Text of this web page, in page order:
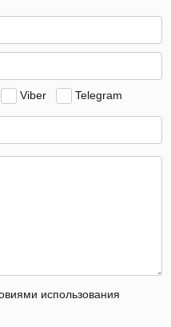
Viber Telegram
использования